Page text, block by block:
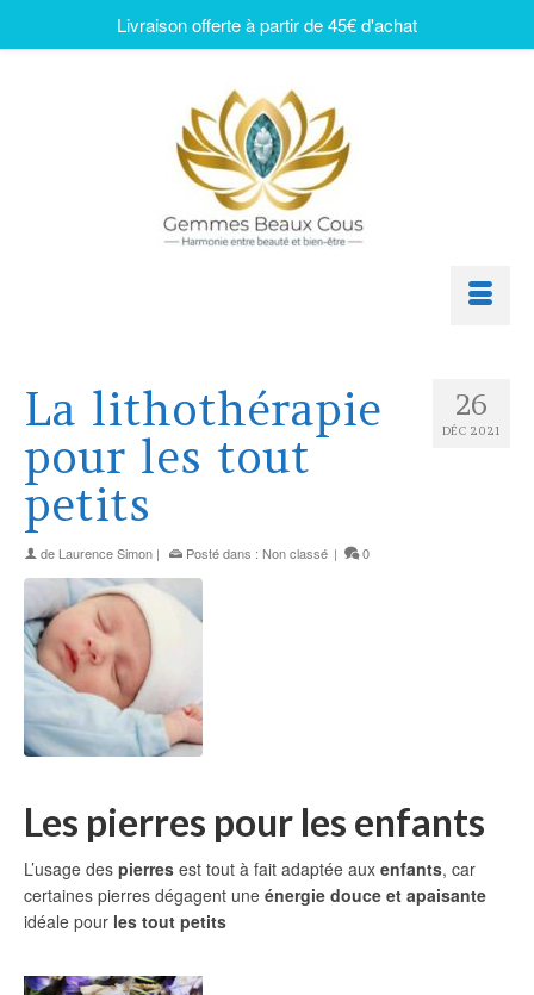
26
DÉC 2021
La lithothérapie
pour les tout
petits
de Laurence Simon | Posté dans : Non classé | 0
Les pierres pour les enfants
L’usage des pierres est tout à fait adaptée aux enfants, car
certaines pierres dégagent une énergie douce et apaisante
idéale pour les tout petits
Livraison offerte à partir de 45€ d'achat